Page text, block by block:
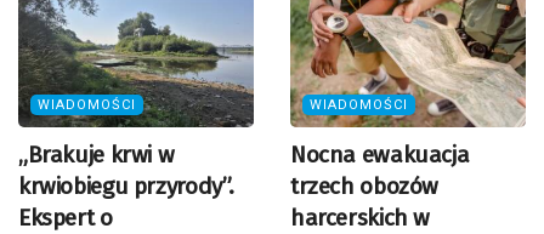
WIADOMOŚCI
„Brakuje krwi w
krwiobiegu przyrody”.
Ekspert o
WIADOMOŚCI
Nocna ewakuacja
trzech obozów
harcerskich w